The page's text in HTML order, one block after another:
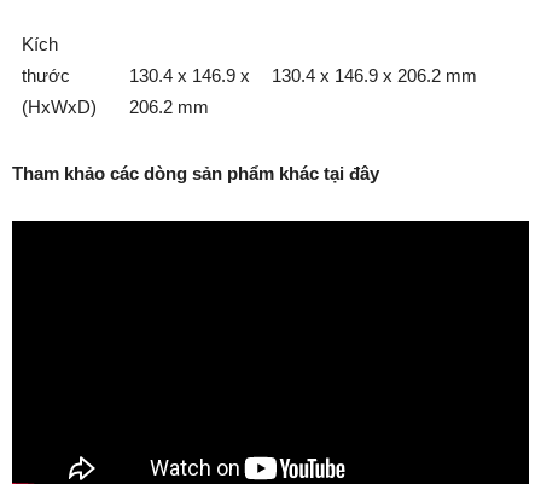
Kích
thước
(HxWxD)
130.4 x 146.9 x
206.2 mm
130.4 x 146.9 x 206.2 mm
Tham khảo các dòng sản phẩm khác tại đây